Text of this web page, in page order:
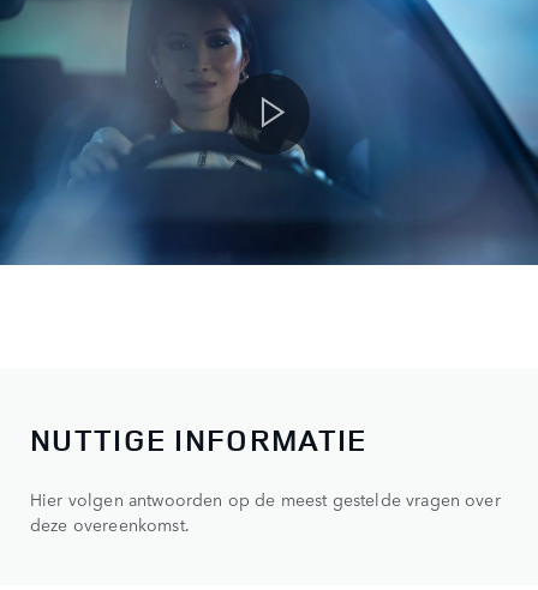
NUTTIGE INFORMATIE
Hier volgen antwoorden op de meest gestelde vragen over
deze overeenkomst.